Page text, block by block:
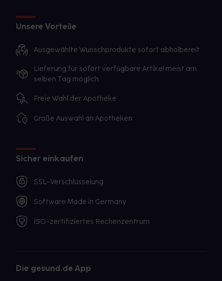
Unsere Vorteile
Ausgewählte Wunschprodukte sofort abholbereit
Lieferung für sofort verfügbare Artikel meist am
selben Tag möglich
Freie Wahl der Apotheke
Große Auswahl an Apotheken
Sicher einkaufen
SSL-Verschlüsselung
Software Made in Germany
ISO-zertifiziertes Rechenzentrum
Die gesund.de App